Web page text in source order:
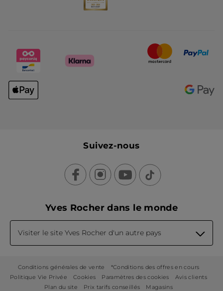
Suivez-nous
Yves Rocher dans le monde
Visiter le site Yves Rocher d'un autre pays
Conditions générales de vente
*Conditions des offres en cours
Politique Vie Privée
Cookies Paramètres des cookies
Avis clients
Plan du site
Prix tarifs conseillés Magasins